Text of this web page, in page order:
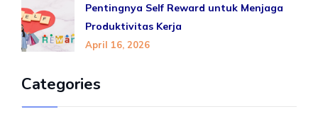
Pentingnya Self Reward untuk Menjaga
Produktivitas Kerja
April 16, 2026
Categories